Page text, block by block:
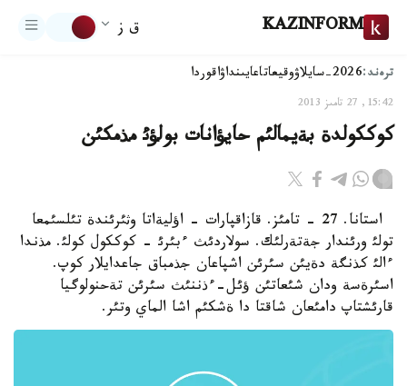
KAZINFORM ق ز
ترەند:2026-سايلاۋ وقيعاتاعايىنداۋاقوردا
15:42, 27 تامىز 2013
كوككولدة بةيمالئم حايؤانات بولؤئ مذمكئن
استانا. 27 - تامئز. قازاقپارات - اؤليةاتا وثئرئندة تئلسئمعا
تولئ ورئندار جةتةرلئك. سولاردئث ءبئرئ - كوككول كولئ. مذندا
ءالئ كذنگة دةيئن سئرئن اشپاعان جذمباق جاعدايلار كوپ.
اسئرةسة ودان شئعاتئن ؤئل-ءذننئث سئرئن تةحنولوگيا
قارئشتاپ دامئعان شاقتا دا ةشكئم اشا الماي وتئر.